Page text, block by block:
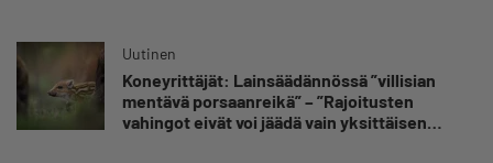
Uutinen
Koneyrittäjät: Lainsäädännössä ”villisian
mentävä porsaanreikä” – ”Rajoitusten
vahingot eivät voi jäädä vain yksittäisen